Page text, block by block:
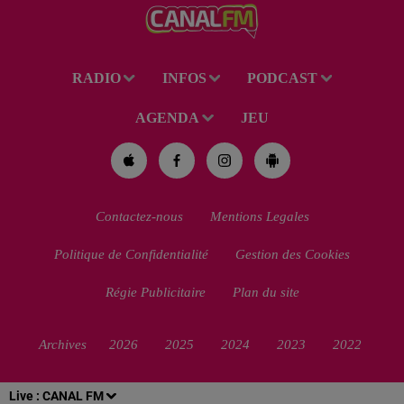
Live : CANAL FM
RADIO INFOS PODCAST
AGENDA JEU
Contactez-nous Mentions Legales
Politique de Confidentialité Gestion des Cookies
Régie Publicitaire Plan du site
Archives 2026 2025 2024 2023 2022